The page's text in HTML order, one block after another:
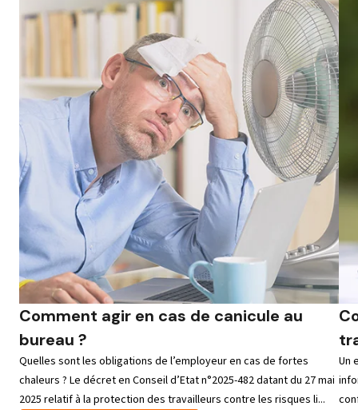
Comment agir en cas de canicule au
bureau ?
Quelles sont les obligations de l’employeur en cas de fortes
chaleurs ? Le décret en Conseil d’Etat n°2025-482 datant du 27 mai
2025 relatif à la protection des travailleurs contre les risques li...
Un